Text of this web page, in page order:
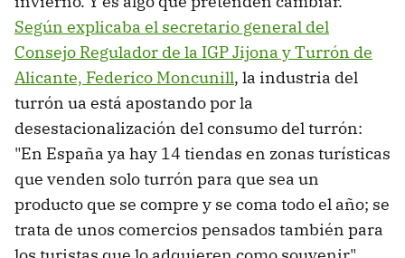
Según explicaba el secretario general del
Consejo Regulador de la IGP Jijona y Turrón de
Alicante, Federico Moncunill, la industria del
turrón ua está apostando por la
desestacionalización del consumo del turrón:
"En España ya hay 14 tiendas en zonas turísticas
que venden solo turrón para que sea un
producto que se compre y se coma todo el año; se
trata de unos comercios pensados también para